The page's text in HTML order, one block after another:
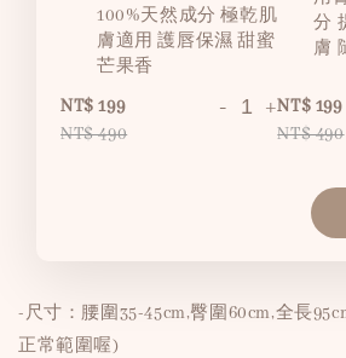
100%天然成分 極乾肌
膚適用 護唇保濕 甜蜜
芒果香
NT$ 199
NT$ 490
- +
分
膚
NT$ 199
NT$ 490
-尺寸：腰圍35-45cm,臀圍60cm,全長
正常範圍喔)